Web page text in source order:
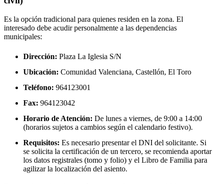
Es la opción tradicional para quienes residen en la zona. El
interesado debe acudir personalmente a las dependencias
municipales:
Dirección: Plaza La Iglesia S/N
Ubicación: Comunidad Valenciana, Castellón, El Toro
Teléfono: 964123001
Fax: 964123042
Horario de Atención: De lunes a viernes, de 9:00 a 14:00
(horarios sujetos a cambios según el calendario festivo).
Requisitos: Es necesario presentar el DNI del solicitante. Si
se solicita la certificación de un tercero, se recomienda aportar
los datos registrales (tomo y folio) y el Libro de Familia para
agilizar la localización del asiento.